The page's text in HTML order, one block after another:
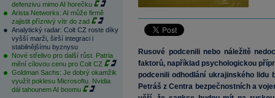
defenzivu mimo AI horečku
Arista Networks: AI může firmě
zajistit příznivý vítr do zad
Analytický radar: Colt CZ roste díky
vyšší marži, širší integraci i
stabilnějšímu byznysu
Nové střelivo pro další růst. Patria
mění cílovou cenu pro Colt CZ
Goldman Sachs: Je dobrý okamžik
využít poklesu Microsoftu. Nvidia
dál tahounem AI boomu
Rusové podcenili nebo náležitě
faktorů, například psychologickou
podcenili odhodlání ukrajinského
Petráš z Centra bezpečnostních a